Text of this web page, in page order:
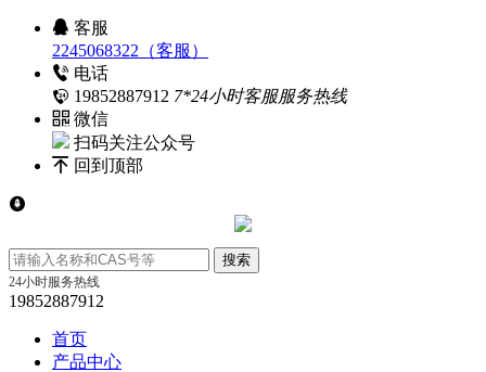
客服
2245068322（客服）
电话
19852887912 7*24小时客服服务热线
微信
扫码关注公众号
回到顶部
24小时服务热线
19852887912
首页
产品中心